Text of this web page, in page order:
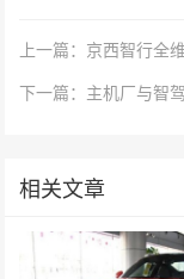
上一篇：京西智行全
相关文章